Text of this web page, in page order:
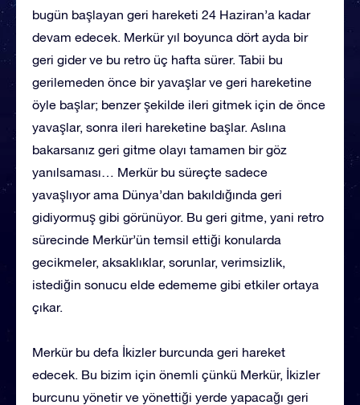
bugün başlayan geri hareketi 24 Haziran’a kadar
devam edecek. Merkür yıl boyunca dört ayda bir
geri gider ve bu retro üç hafta sürer. Tabii bu
gerilemeden önce bir yavaşlar ve geri hareketine
öyle başlar; benzer şekilde ileri gitmek için de önce
yavaşlar, sonra ileri hareketine başlar. Aslına
bakarsanız geri gitme olayı tamamen bir göz
yanılsaması… Merkür bu süreçte sadece
yavaşlıyor ama Dünya’dan bakıldığında geri
gidiyormuş gibi görünüyor. Bu geri gitme, yani retro
sürecinde Merkür’ün temsil ettiği konularda
gecikmeler, aksaklıklar, sorunlar, verimsizlik,
istediğin sonucu elde edememe gibi etkiler ortaya
çıkar.
Merkür bu defa İkizler burcunda geri hareket
edecek. Bu bizim için önemli çünkü Merkür, İkizler
burcunu yönetir ve yönettiği yerde yapacağı geri